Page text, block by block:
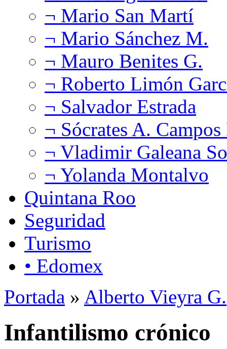
¬ Mario San Martí
¬ Mario Sánchez M.
¬ Mauro Benites G.
¬ Roberto Limón
¬ Salvador Estrada
¬ Sócrates A.
¬ Vladimir Galeana
¬ Yolanda Montalvo
Quintana Roo
Seguridad
Turismo
• Edomex
Portada » Alberto Vieyra G.
Infantilismo crónico